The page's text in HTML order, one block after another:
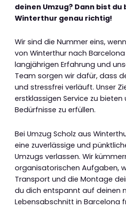
deinen Umzug? Dann bist du
Winterthur genau richtig!
Wir sind die Nummer eins,
von Winterthur nach
langjährigen Erfahrung und
Team sorgen wir dafür, dass
und stressfrei verläuft. Unser
erstklassigen Service zu
Bedürfnisse zu erfüllen.
Bei Umzug Scholz aus
eine zuverlässige und
Umzugs verlassen. Wir
organisatorischen Aufgaben,
Transport und die Montage
du dich entspannt auf deinen
Lebensabschnitt in Barcelona